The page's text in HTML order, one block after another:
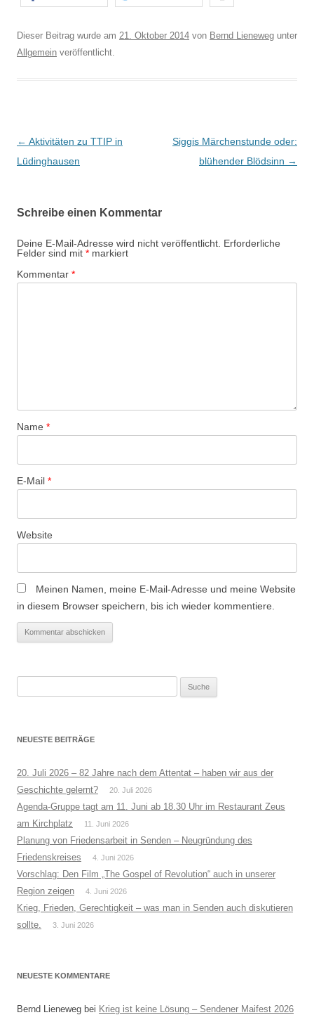
Dieser Beitrag wurde am 21. Oktober 2014 von Bernd Lieneweg unter
Allgemein veröffentlicht.
B
e
r
a
g
s
t
o
← Aktivitäten zu TTIP in
Lüdinghausen
Siggis Märchenstunde oder:
blühender Blödsinn →
Schreibe einen Kommentar
Deine E-Mail-Adresse wird nicht veröffentlicht. Erforderliche
Felder sind mit * markiert
Kommentar *
Name *
E-Mail *
Website
Meinen Namen, meine E-Mail-Adresse und meine Website
in diesem Browser speichern, bis ich wieder kommentiere.
NEUESTE BEITRÄGE
20. Juli 2026 – 82 Jahre nach dem Attentat – haben wir aus der
Geschichte gelernt?
20. Juli 2026
Agenda-Gruppe tagt am 11. Juni ab 18.30 Uhr im Restaurant Zeus
am Kirchplatz
11. Juni 2026
Planung von Friedensarbeit in Senden – Neugründung des
Friedenskreises
4. Juni 2026
Vorschlag: Den Film „The Gospel of Revolution“ auch in unserer
Region zeigen
4. Juni 2026
Krieg, Frieden, Gerechtigkeit – was man in Senden auch diskutieren
sollte.
3. Juni 2026
NEUESTE KOMMENTARE
Bernd Lieneweg bei Krieg ist keine Lösung – Sendener Maifest 2026